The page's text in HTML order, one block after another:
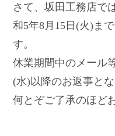
さて、坂田工務店で
和5年8月15日(火)ま
す。
休業期間中のメール
(水)以降のお返事とな
何とぞご了承のほど